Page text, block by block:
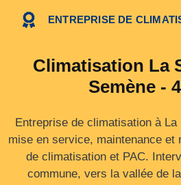
ENTREPRISE DE
Climatisation La
Semène -
Entreprise de climatisation à
mise en service, maintenance et
de climatisation et PAC.
commune, vers la vallée de